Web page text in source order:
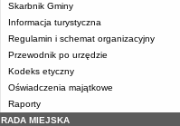
Skarbnik Gminy
Informacja turystyczna
Regulamin i schemat organizacyjny
Przewodnik po urzędzie
Kodeks etyczny
Oświadczenia majątkowe
Raporty
RADA MIEJSKA